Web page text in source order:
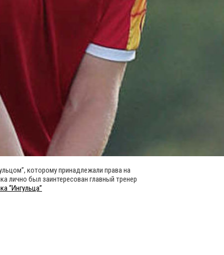
которому принадлежали права на
лично был заинтересован главный тренер
“Ингульца”